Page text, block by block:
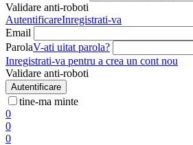
Validare anti-roboti
AutentificareInregistrati-va
Email
ParolaV-ati uitat parola?
Inregistrati-va pentru a crea un cont nou
Validare anti-roboti
Autentificare
tine-ma minte
0
0
0